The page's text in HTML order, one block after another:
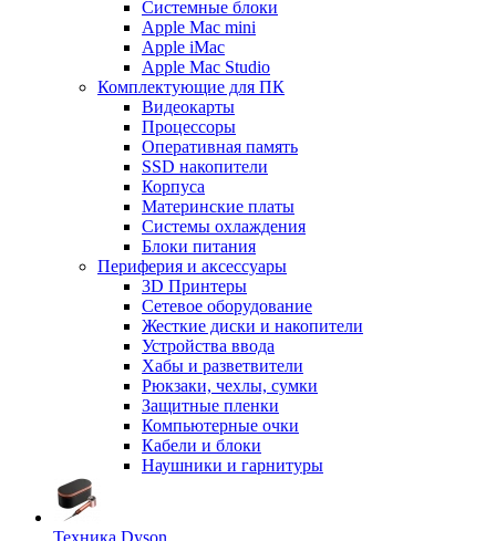
Системные блоки
Apple Mac mini
Apple iMac
Apple Mac Studio
Комплектующие для ПК
Видеокарты
Процессоры
Оперативная память
SSD накопители
Корпуса
Материнские платы
Системы охлаждения
Блоки питания
Периферия и аксессуары
3D Принтеры
Сетевое оборудование
Жесткие диски и накопители
Устройства ввода
Хабы и разветвители
Рюкзаки, чехлы, сумки
Защитные пленки
Компьютерные очки
Кабели и блоки
Наушники и гарнитуры
Техника Dyson